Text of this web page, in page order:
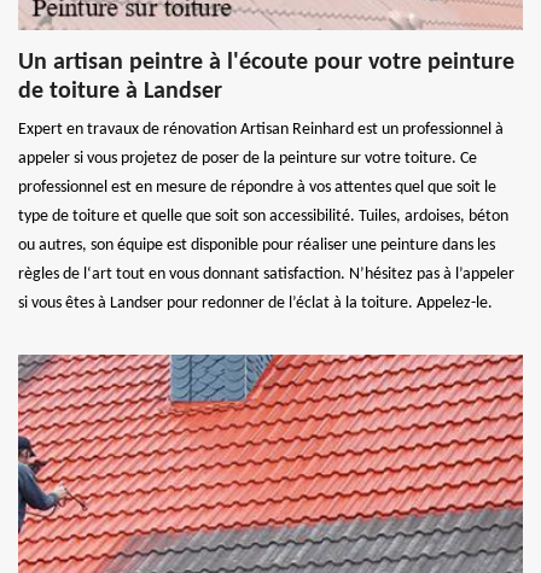
Un artisan peintre à l'écoute pour votre peinture
de toiture à Landser
Expert en travaux de rénovation Artisan Reinhard est un professionnel à
appeler si vous projetez de poser de la peinture sur votre toiture. Ce
professionnel est en mesure de répondre à vos attentes quel que soit le
type de toiture et quelle que soit son accessibilité. Tuiles, ardoises, béton
ou autres, son équipe est disponible pour réaliser une peinture dans les
règles de l‘art tout en vous donnant satisfaction. N’hésitez pas à l’appeler
si vous êtes à Landser pour redonner de l’éclat à la toiture. Appelez-le.